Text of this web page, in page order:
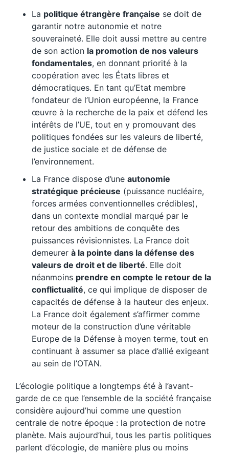
La politique étrangère française se doit de
garantir notre autonomie et notre
souveraineté. Elle doit aussi mettre au centre
de son action la promotion de nos valeurs
fondamentales, en donnant priorité à la
coopération avec les États libres et
démocratiques. En tant qu’Etat membre
fondateur de l’Union européenne, la France
œuvre à la recherche de la paix et défend les
intérêts de l’UE, tout en y promouvant des
politiques fondées sur les valeurs de liberté,
de justice sociale et de défense de
l’environnement.
La France dispose d’une autonomie
stratégique précieuse (puissance nucléaire,
forces armées conventionnelles crédibles),
dans un contexte mondial marqué par le
retour des ambitions de conquête des
puissances révisionnistes. La France doit
demeurer à la pointe dans la défense des
valeurs de droit et de liberté. Elle doit
néanmoins prendre en compte le retour de la
conflictualité, ce qui implique de disposer de
capacités de défense à la hauteur des enjeux.
La France doit également s’affirmer comme
moteur de la construction d’une véritable
Europe de la Défense à moyen terme, tout en
continuant à assumer sa place d’allié exigeant
au sein de l’OTAN.
L’écologie politique a longtemps été à l’avant-
garde de ce que l’ensemble de la société française
considère aujourd’hui comme une question
centrale de notre époque : la protection de notre
planète. Mais aujourd’hui, tous les partis politiques
parlent d’écologie, de manière plus ou moins